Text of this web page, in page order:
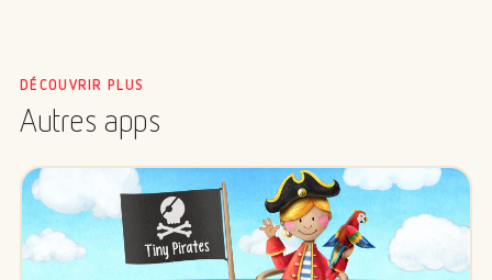
DÉCOUVRIR PLUS
Autres apps